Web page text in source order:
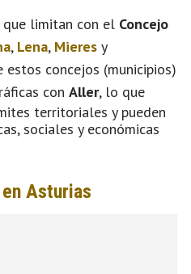
que limitan con el Concejo
, Lena, Mieres y
estos concejos (municipios)
con Aller, lo que
territoriales y pueden
sociales y económicas